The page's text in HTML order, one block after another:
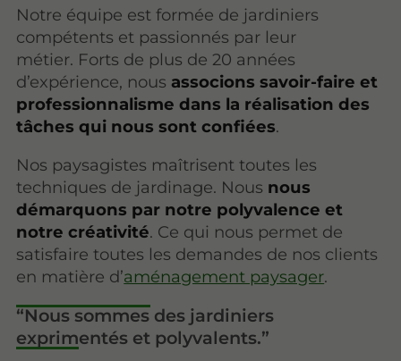
Notre équipe est formée de jardiniers
compétents et passionnés par leur
métier. Forts de plus de 20 années
d’expérience, nous associons savoir-faire et
professionnalisme dans la réalisation des
tâches qui nous sont confiées.
Nos paysagistes maîtrisent toutes les
techniques de jardinage. Nous nous
démarquons par notre polyvalence et
notre créativité. Ce qui nous permet de
satisfaire toutes les demandes de nos clients
en matière d’aménagement paysager.
Nous sommes des jardiniers
exprimentés et polyvalents.